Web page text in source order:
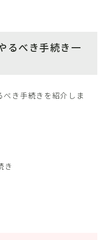
るべき手続き一
べき手続きを紹介しま
き